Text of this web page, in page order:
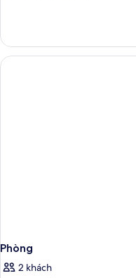
Phòng
Phòng
2 khách